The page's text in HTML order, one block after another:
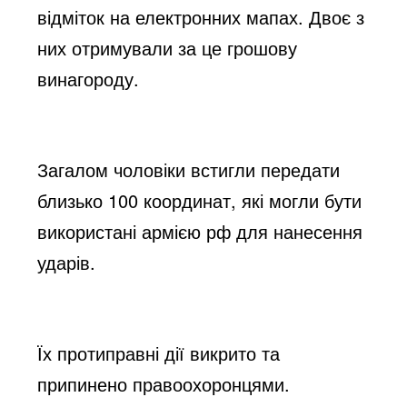
відміток на електронних мапах. Двоє з
них отримували за це грошову
винагороду.
Загалом чоловіки встигли передати
близько 100 координат, які могли бути
використані армією рф для нанесення
ударів.
Їх протиправні дії викрито та
припинено правоохоронцями.